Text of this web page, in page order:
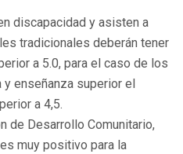
discapacidad y asisten a
tradicionales deberán tener
a 5.0, para el caso de los
enseñanza superior el
a 4,5.
de Desarrollo Comunitario,
muy positivo para la